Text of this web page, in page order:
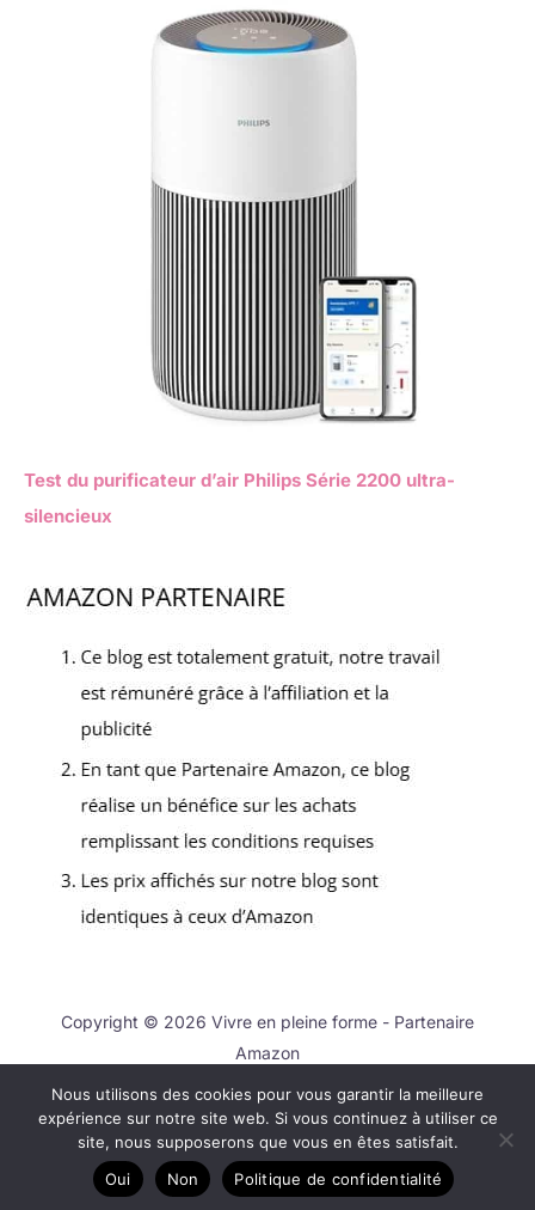
Test du purificateur d’air Philips Série 2200 ultra-
silencieux
Copyright © 2026 Vivre en pleine forme - Partenaire
Amazon
Contact
Mentions légales
Politique de confidentialité
Nous utilisons des cookies pour vous garantir la meilleure
expérience sur notre site web. Si vous continuez à utiliser ce
site, nous supposerons que vous en êtes satisfait.
Oui
Non Politique de confidentialité